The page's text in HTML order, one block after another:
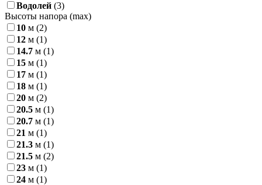
Водолей (3)
Высоты напора (max)
10 м (2)
12 м (1)
14.7 м (1)
15 м (1)
17 м (1)
18 м (1)
20 м (2)
20.5 м (1)
20.7 м (1)
21 м (1)
21.3 м (1)
21.5 м (2)
23 м (1)
24 м (1)